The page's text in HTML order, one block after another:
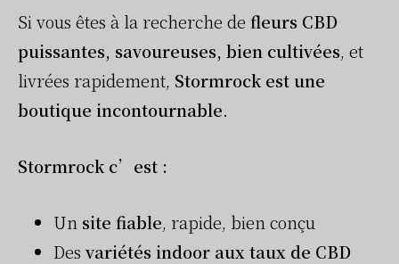
Si vous êtes à la recherche de fleurs CBD
puissantes, savoureuses, bien cultivées, et
livrées rapidement, Stormrock est une
boutique incontournable.
Stormrock c’est :
Un site fiable, rapide, bien conçu
Des variétés indoor aux taux de CBD